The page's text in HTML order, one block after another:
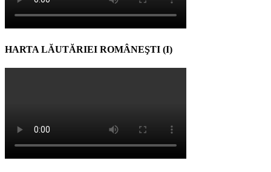
HARTA LĂUTĂRIEI ROMÂNEŞTI (I)